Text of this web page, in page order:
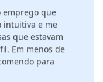
que estavam
Em menos de
para